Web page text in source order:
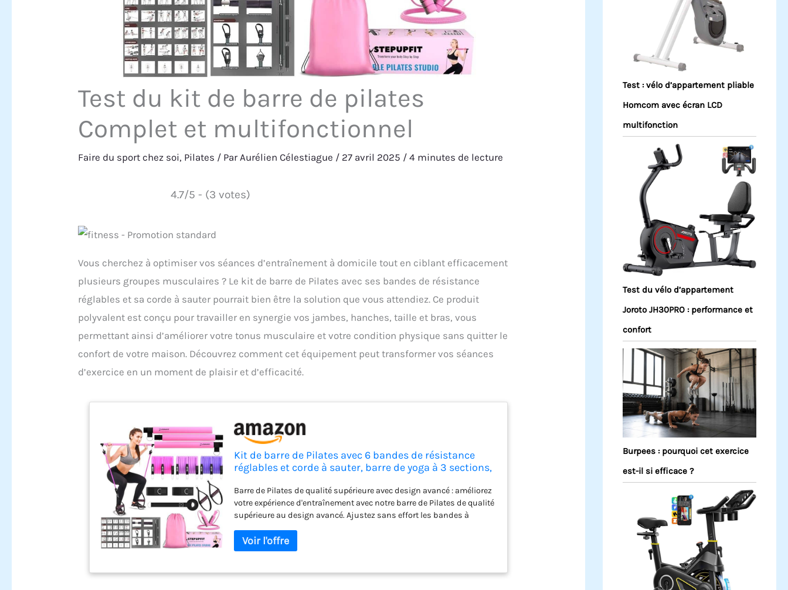
Test du kit de barre de pilates
Complet et multifonctionnel
Faire du sport chez soi, Pilates / ParAurélien Célestiague / 27 avril 2025 /4 minutes de lecture
4.7/5 - (3 votes)
Vous cherchez à optimiser vos séances d’entraînement à domicile tout en ciblant efficacement
plusieurs groupes musculaires ? Le kit de barre de Pilates avec ses bandes de résistance
réglables et sa corde à sauter pourrait bien être la solution que vous attendiez. Ce produit
polyvalent est conçu pour travailler en synergie vos jambes, hanches, taille et bras, vous
permettant ainsi d’améliorer votre tonus musculaire et votre condition physique sans quitter le
confort de votre maison. Découvrez comment cet équipement peut transformer vos séances
d’exercice en un moment de plaisir et d’efficacité.
Kit de barre de Pilates avec 6 bandes de résistance
réglables et corde à sauter, barre de yoga à 3 sections,
pour jambes, hanches, taille, bras,
Barre de Pilates de qualité supérieure avec design avancé : améliorez
votre expérience d'entraînement avec notre barre de Pilates de qualité
supérieure au design avancé. Ajustez sans effort les bandes à
efficace pour les adultes et les enfants. Découvrez cette solution de
fitness haut de gamme adaptée à tous les âges et tailles. Options
diverses intensités d'entraînement avec nos bandes empilables,
Test : vélo d’appartement pliable
Homcom avec écran LCD
multifonction
Test du vélo d’appartement
Joroto JH30PRO : performance et
confort
Burpees : pourquoi cet exercice
est-il si efficace ?